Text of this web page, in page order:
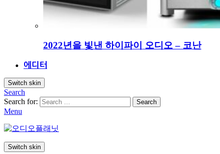
2022년을 빛낸 하이파이 오디오 – 코난
에디터
Switch skin
Search
Search for:
Search
Menu
Switch skin